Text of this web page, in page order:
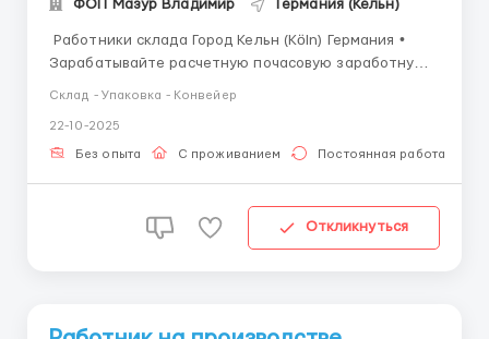
ФОП Мазур Владимир Германия (Кёльн)
Зарабатывайте расчетную почасовую заработную
мировому логистическому бизнесу, используя самые
современные технологии Ва...
Склад - Упаковка - Конвейер
22-10-2025
Без опыта С проживанием Постоянная работа
Откликнуться